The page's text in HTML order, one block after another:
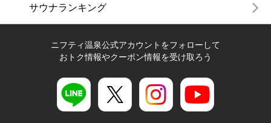
サウナランキング
ニフティ温泉公式アカウントをフォローして
おトク情報やクーポン情報を受け取ろう